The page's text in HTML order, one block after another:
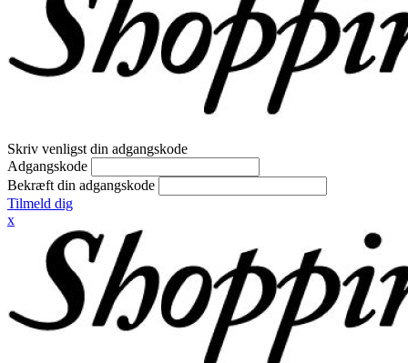
Skriv venligst din adgangskode
Adgangskode
Bekræft din adgangskode
Tilmeld dig
x